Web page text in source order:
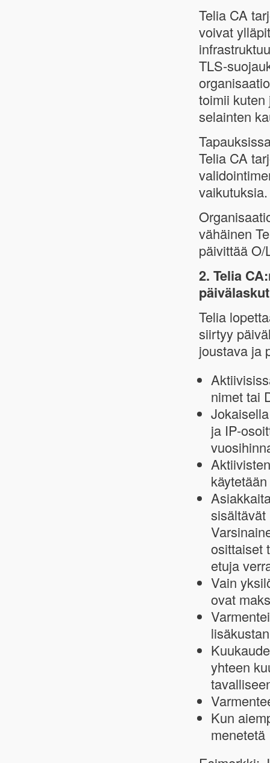
Telia CA
voivat
TLS-
toimii kuten
selainten
Telia CA
vähäinen
päivittää O/
2. Telia
Telia
siirtyy
joustava ja
nimet tai
ja IP-
osittaiset
etuja
Vain
ovat
yhteen
Kun
menetetä